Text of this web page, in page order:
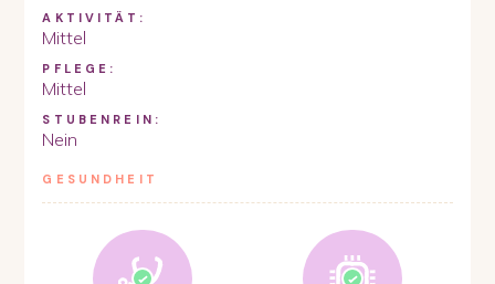
AKTIVITÄT:
Mittel
PFLEGE:
Mittel
STUBENREIN:
Nein
GESUNDHEIT